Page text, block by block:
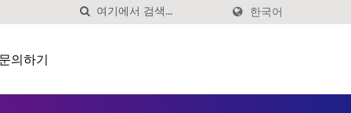
한국어
문의하기